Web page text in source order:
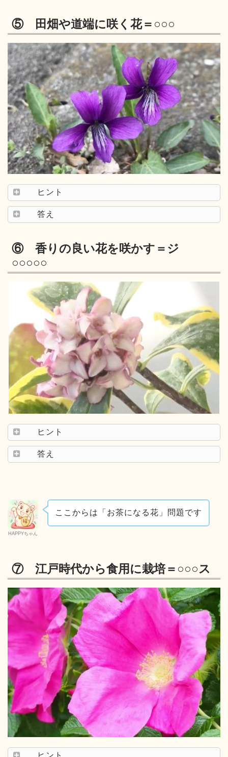
⑤ 田畑や道端に咲く花＝○○○
ヒント
答え
⑥ 香りの良い花を咲かす＝ジ
○○○○○
ヒント
答え
HAPPYちゃん
ここからは「お茶になる花」問題です
⑦ 江戸時代から食用に栽培＝○○○ス
ヒント